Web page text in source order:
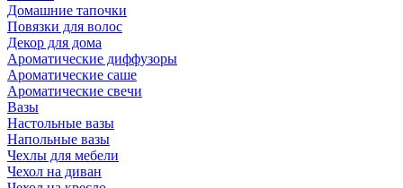
Домашние тапочки
Повязки для волос
Декор для дома
Ароматические диффузоры
Ароматические саше
Ароматические свечи
Вазы
Настольные вазы
Напольные вазы
Чехлы для мебели
Чехол на диван